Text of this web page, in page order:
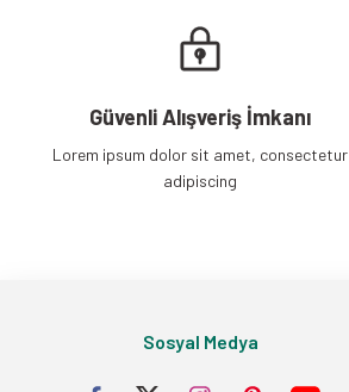
Güvenli Alışveriş İmkanı
Lorem ipsum dolor sit amet, consectetur
adipiscing
Sosyal Medya